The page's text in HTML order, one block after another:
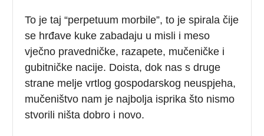
To je taj “perpetuum morbile”, to je spirala čije
se hrđave kuke zabadaju u misli i meso
vječno pravedničke, razapete, mučeničke i
gubitničke nacije. Doista, dok nas s druge
strane melje vrtlog gospodarskog neuspjeha,
mučeništvo nam je najbolja isprika što nismo
stvorili ništa dobro i novo.